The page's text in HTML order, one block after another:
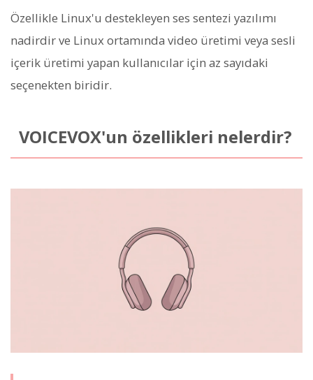
Özellikle Linux'u destekleyen ses sentezi yazılımı
nadirdir ve Linux ortamında video üretimi veya sesli
içerik üretimi yapan kullanıcılar için az sayıdaki
seçenekten biridir.
VOICEVOX'un özellikleri nelerdir?